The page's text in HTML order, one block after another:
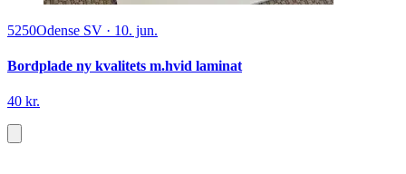
5250Odense SV · 10. jun.
Bordplade ny kvalitets m.hvid laminat
40 kr.